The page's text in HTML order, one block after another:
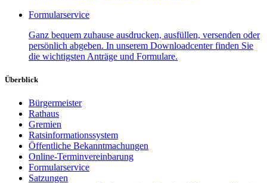
Formularservice
Ganz bequem zuhause ausdrucken, ausfüllen, versenden oder
persönlich abgeben. In unserem Downloadcenter finden Sie
die wichtigsten Anträge und Formulare.
Überblick
Bürgermeister
Rathaus
Gremien
Ratsinformationssystem
Öffentliche Bekanntmachungen
Online-Terminvereinbarung
Formularservice
Satzungen